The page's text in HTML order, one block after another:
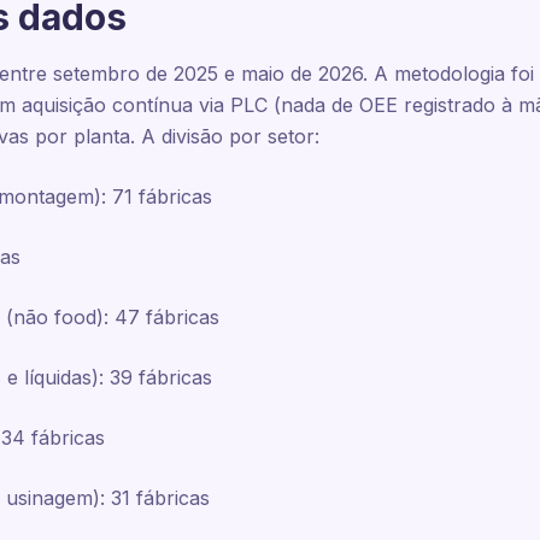
dados
setembro de 2025 e maio de 2026. A metodologia
aquisição contínua via PLC (nada de OEE registrado à
por planta. A divisão por setor:
71 fábricas
(não food): 47 fábricas
líquidas): 39 fábricas
fábricas
31 fábricas